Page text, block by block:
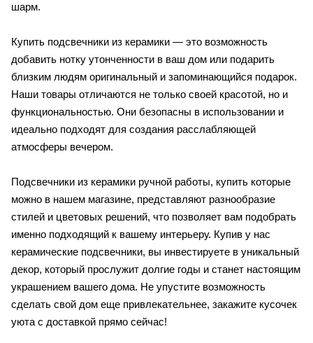
шарм.
Купить подсвечники из керамики — это возможность
добавить нотку утонченности в ваш дом или подарить
близким людям оригинальный и запоминающийся подарок.
Наши товары отличаются не только своей красотой, но и
функциональностью. Они безопасны в использовании и
идеально подходят для создания расслабляющей
атмосферы вечером.
Подсвечники из керамики ручной работы, купить которые
можно в нашем магазине, представляют разнообразие
стилей и цветовых решений, что позволяет вам подобрать
именно подходящий к вашему интерьеру. Купив у нас
керамические подсвечники, вы инвестируете в уникальный
декор, который прослужит долгие годы и станет настоящим
украшением вашего дома. Не упустите возможность
сделать свой дом еще привлекательнее, закажите кусочек
уюта с доставкой прямо сейчас!